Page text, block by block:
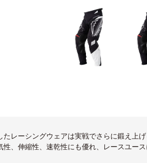
たレーシングウェアは実戦でさらに鍛え上
、伸縮性、速乾性にも優れ、レースユース